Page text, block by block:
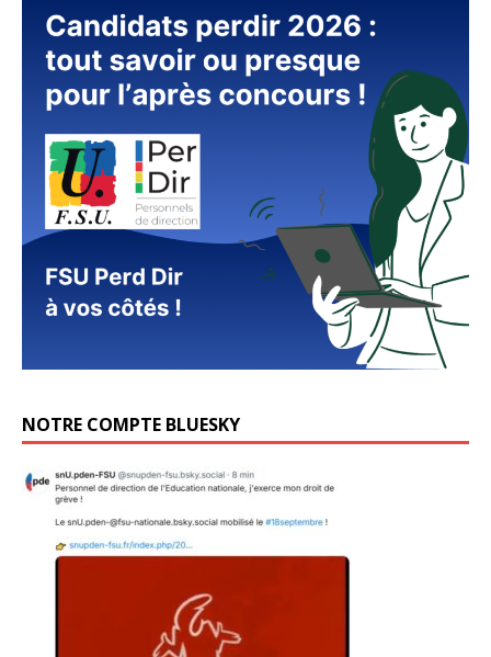
NOTRE COMPTE BLUESKY